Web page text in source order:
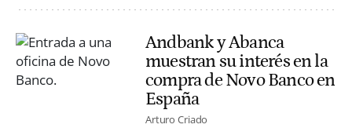
Andbank y Abanca
muestran su interés en la
compra de Novo Banco en
España
Arturo Criado